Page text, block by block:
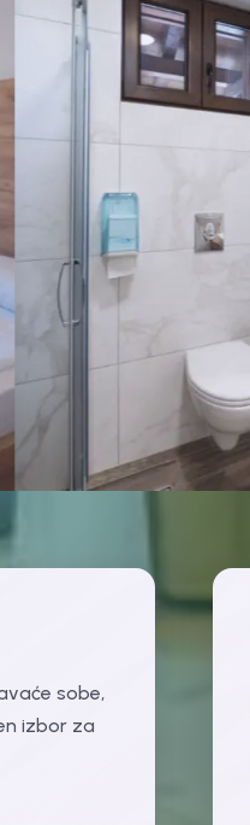
sobe,
izbor za